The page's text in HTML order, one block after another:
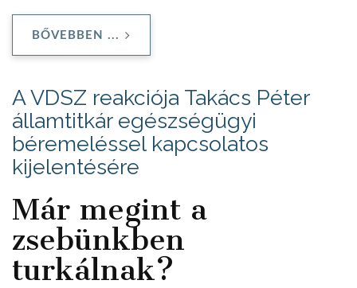
BŐVEBBEN ...
A VDSZ reakciója Takács Péter
államtitkár egészségügyi
béremeléssel kapcsolatos
kijelentésére
Már megint a
zsebünkben
turkálnak?